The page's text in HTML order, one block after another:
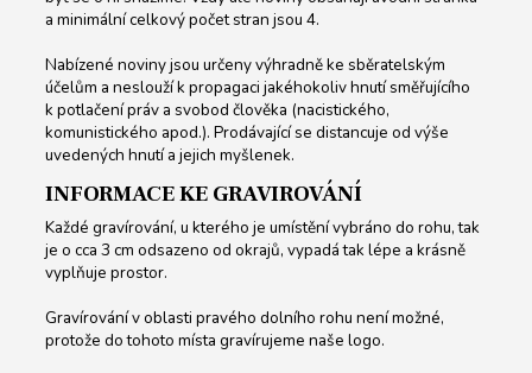
a minimální celkový počet stran jsou 4.
Nabízené noviny jsou určeny výhradně ke sběratelským
účelům a neslouží k propagaci jakéhokoliv hnutí směřujícího
k potlačení práv a svobod člověka (nacistického,
komunistického apod.). Prodávající se distancuje od výše
uvedených hnutí a jejich myšlenek.
INFORMACE KE GRAVIROVÁNÍ
Každé gravírování, u kterého je umístění vybráno do rohu, tak
je o cca 3 cm odsazeno od okrajů, vypadá tak lépe a krásně
vyplňuje prostor.
Gravírování v oblasti pravého dolního rohu není možné,
protože do tohoto místa gravírujeme naše logo.